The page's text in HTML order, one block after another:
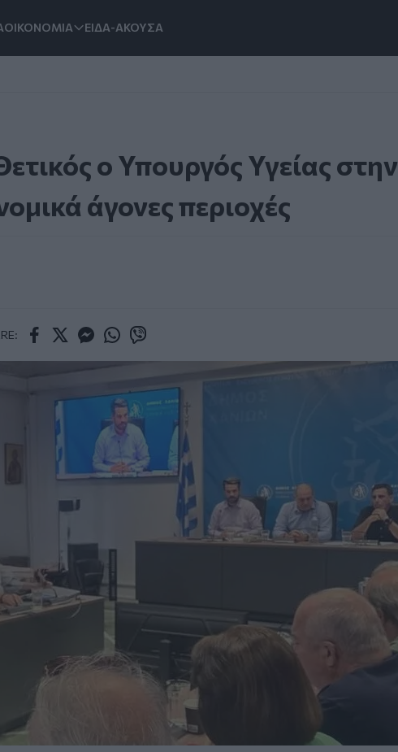
ΟΙΚΟΝΟΜΙΑ ΕΙΔΑ-ΑΚΟΥΣΑ
ο Υπουργός Υγείας στην
άγονες περιοχές